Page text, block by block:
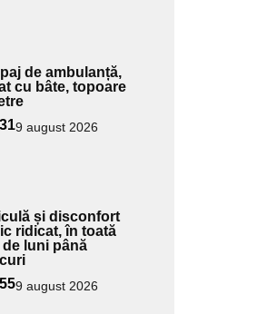
de ambulanță,
cu bâte, topoare
9 august 2026
și disconfort
ridicat, în toată
de luni până
9 august 2026